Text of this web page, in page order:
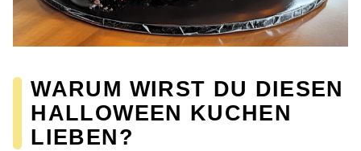
WARUM WIRST DU DIESEN
HALLOWEEN KUCHEN
LIEBEN?